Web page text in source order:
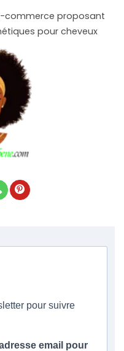
commerce proposant
pour cheveux
pour suivre
email pour